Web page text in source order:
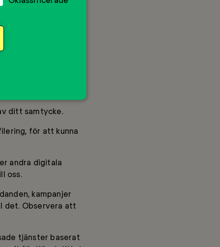
beteende
kanaler inklusive
de olika sätt
information om
ditt samtycke.
för att kunna
andra digitala
oss.
kampanjer
det. Observera att
tjänster baserat